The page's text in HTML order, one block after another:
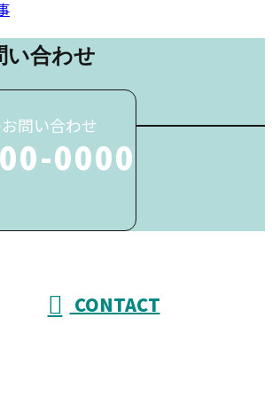
い合わせ
問い合わせ
0000
CONTACT